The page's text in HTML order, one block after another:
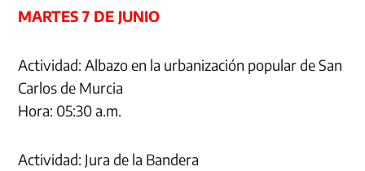
MARTES 7 DE JUNIO
Actividad: Albazo en la urbanización popular de San
Carlos de Murcia
Hora: 05:30 a.m.
Actividad: Jura de la Bandera